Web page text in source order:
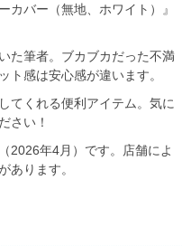
カバー（無地、ホワイト）』
た筆者。ブカブカだった不満
ト感は安心感が違います。
てくれる便利アイテム。気に
さい！
2026年4月）です。店舗によ
あります。